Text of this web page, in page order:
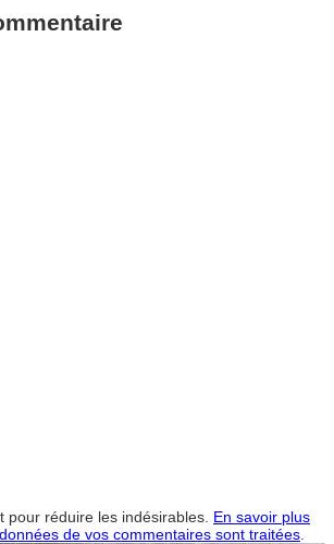
pour réduire les indésirables. En savoir plus
de vos commentaires sont traitées